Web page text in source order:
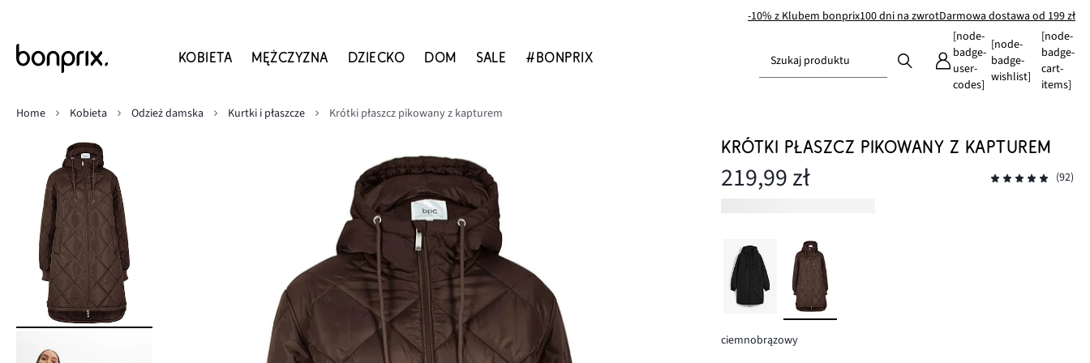
-10% z Klubem bonprix100 dni na zwrotDarmowa dostawa od 199 zł
KOBIETA MĘŻCZYZNA DZIECKO DOM SALE #BONPRIX Szukaj produktu
[node-
badge-
user-
codes]
[node-
badge-
wishlist]
[node-
badge-
cart-
items]
Home
Kobieta Odzież damska Kurtki i płaszcze Krótki płaszcz pikowany z kapturem
KRÓTKI PŁASZCZ PIKOWANY Z KAPTUREM
219,99 zł (92)
ciemnobrązowy